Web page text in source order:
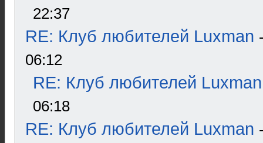
22:37
RE: Клуб любителей Luxman
06:12
RE: Клуб любителей Luxman
06:18
RE: Клуб любителей Luxman